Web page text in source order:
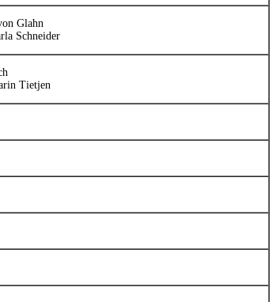
Glahn
Schneider
Tietjen